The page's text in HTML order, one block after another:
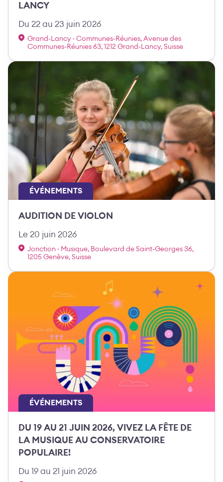
LANCY
Du 22 au 23 juin 2026
Grand-Lancy · Communes-Réunies, Avenue des
Communes-Réunies 63, 1212 Grand-Lancy, Suisse
ÉVÉNEMENTS
AUDITION DE VIOLON
Le 20 juin 2026
Jonction · Musique, Boulevard de Saint-Georges 36,
1205 Genève, Suisse
ÉVÉNEMENTS
DU 19 AU 21 JUIN 2026, VIVEZ LA FÊTE DE
LA MUSIQUE AU CONSERVATOIRE
POPULAIRE!
Du 19 au 21 juin 2026